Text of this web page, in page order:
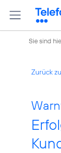
Sie sind
Zurück